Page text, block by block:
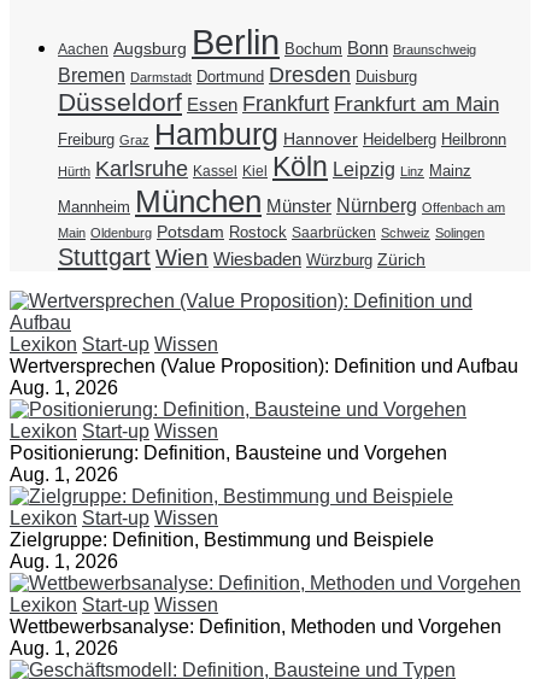
Aachen Augsburg Berlin Bochum Bonn Braunschweig
Bremen Darmstadt Dortmund Dresden Duisburg
Düsseldorf Essen Frankfurt Frankfurt am Main
Freiburg Graz Hamburg Hannover Heidelberg Heilbronn
Hürth Karlsruhe Kassel Kiel Köln Leipzig Linz Mainz
Mannheim München Münster Nürnberg Offenbach am
Main Oldenburg Potsdam Rostock Saarbrücken Schweiz Solingen
StuttgartWien Wiesbaden Würzburg Zürich
Lexikon Start-up Wissen
Wertversprechen (Value Proposition): Definition und Aufbau
Aug. 1, 2026
Lexikon Start-up Wissen
Positionierung: Definition, Bausteine und Vorgehen
Aug. 1, 2026
Lexikon Start-up Wissen
Zielgruppe: Definition, Bestimmung und Beispiele
Aug. 1, 2026
Lexikon Start-up Wissen
Wettbewerbsanalyse: Definition, Methoden und Vorgehen
Aug. 1, 2026